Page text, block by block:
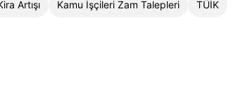
Artışı Kamu İşçileri Zam Talepleri TÜİK